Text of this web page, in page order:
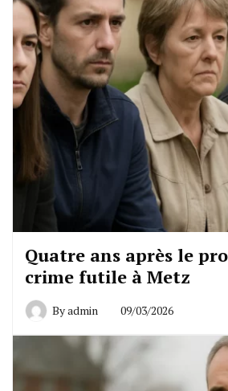
Quatre ans après le
crime futile à Metz
Byadmin 09/03/2026